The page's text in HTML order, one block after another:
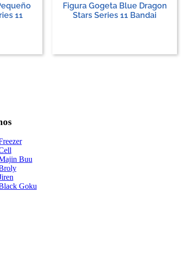
11
Figura Gogeta Blue Dragon
Stars Series 11 Bandai
Buu
Goku